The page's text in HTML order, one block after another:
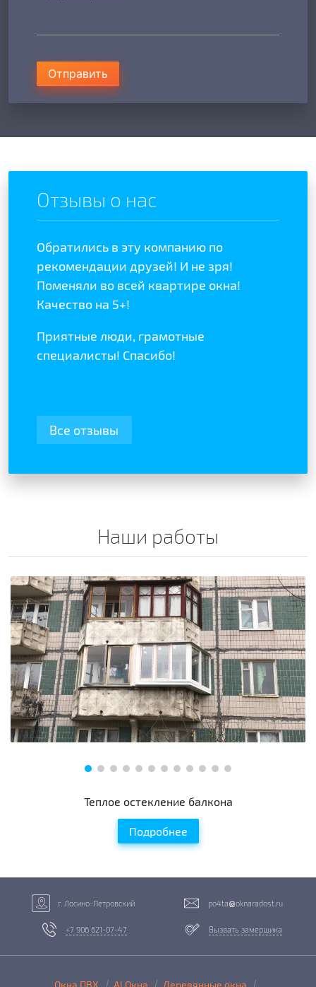
Отправить
Отзывы о нас
Обратились в эту компанию по
рекомендации друзей! И не зря!
Поменяли во всей квартире окна!
Качество на 5+!
Приятные люди, грамотные
специалисты! Спасибо!
Все отзывы
Наши работы
Теплое остекление балкона
Подробнее
г. Лосино-Петровский po4ta oknaradost.ru
+7 906 621-07-47 Вызвать замерщика
Окна ПВХ Al Окна Деревянные окна